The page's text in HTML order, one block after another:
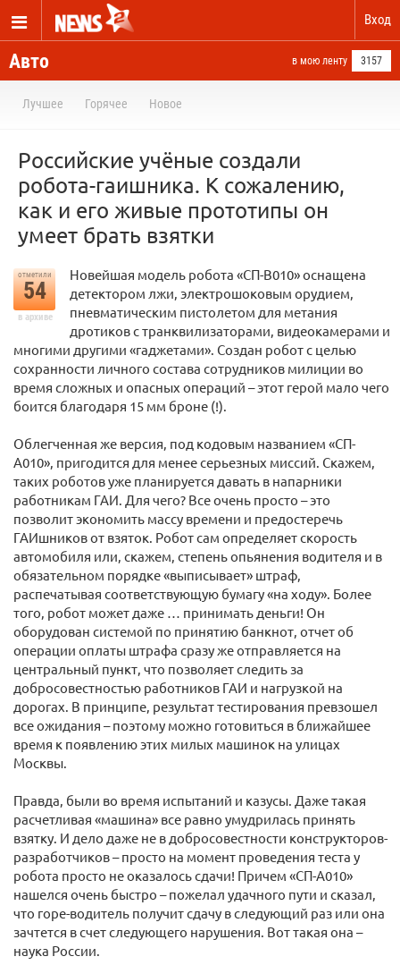
Вход
Авто в мою ленту 3157
Лучшее Горячее Новое
Российские учёные создали
робота-гаишника. К сожалению,
как и его живые прототипы он
умеет брать взятки
отметили
54
в архиве
Новейшая модель робота «СП-В010» оснащена
детектором лжи, электрошоковым орудием,
пневматическим пистолетом для метания
дротиков с транквилизаторами, видеокамерами и
многими другими «гаджетами». Создан робот с целью
сохранности личного состава сотрудников милиции во
время сложных и опасных операций – этот герой мало чего
боится благодаря 15 мм броне (!).
Облегченная же версия, под кодовым названием «СП-
А010», пригодится для менее серьезных миссий. Скажем,
таких роботов уже планируется давать в напарники
работникам ГАИ. Для чего? Все очень просто – это
позволит экономить массу времени и предостеречь
ГАИшников от взяток. Робот сам определяет скорость
автомобиля или, скажем, степень опьянения водителя и в
обязательном порядке «выписывает» штраф,
распечатывая соответствующую бумагу «на ходу». Более
того, робот может даже … принимать деньги! Он
оборудован системой по принятию банкнот, отчет об
операции оплаты штрафа сразу же отправляется на
центральный пункт, что позволяет следить за
добросовестностью работников ГАИ и нагрузкой на
дорогах. В принципе, результат тестирования превзошел
все ожидания – поэтому можно готовиться в ближайшее
время к появлению этих милых машинок на улицах
Москвы.
Правда, были во время испытаний и казусы. Даже такая
расчетливая «машина» все равно умудрилась принять
взятку. И дело даже не в добросовестности конструкторов-
разработчиков – просто на момент проведения теста у
робота просто не оказалось сдачи! Причем «СП-А010»
нашелся очень быстро – пожелал удачного пути и сказал,
что горе-водитель получит сдачу в следующий раз или она
зачтется в счет следующего нарушения. Вот такая она –
наука России.